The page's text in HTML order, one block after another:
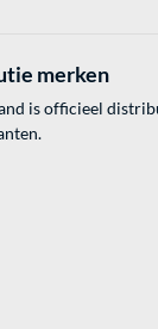
merken
is officieel